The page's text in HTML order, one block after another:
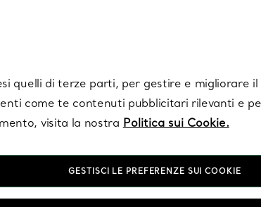
quelli di terze parti, per gestire e
come te contenuti pubblicitari rilevanti e
visita la nostra Politica sui Cookie.
GESTISCI LE PREFERENZE SUI COOKIE